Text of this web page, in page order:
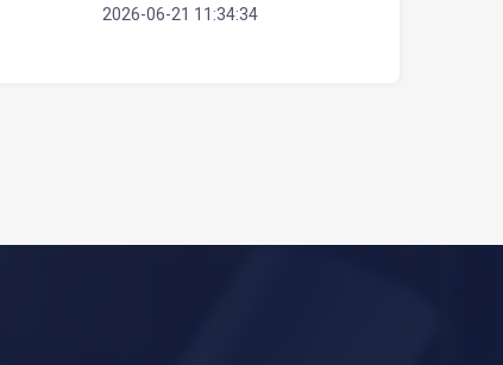
2026-06-21 11:34:34